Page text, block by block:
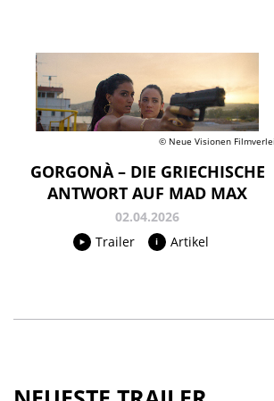
© Neue Visionen
GORGONÀ – DIE GRIECHISCHE
ANTWORT AUF MAD MAX
02.04.2026
Trailer
Artikel